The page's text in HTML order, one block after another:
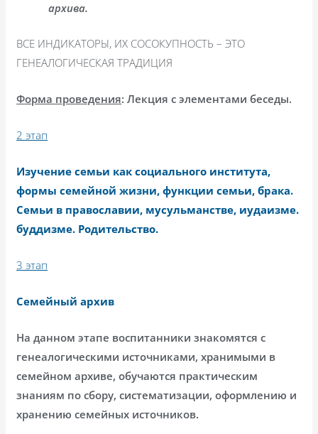
архива.
ВСЕ ИНДИКАТОРЫ, ИХ СОСОКУПНОСТЬ – ЭТО
ГЕНЕАЛОГИЧЕСКАЯ ТРАДИЦИЯ
Форма проведения: Лекция с элементами беседы.
2 этап
Изучение семьи как социального института,
формы семейной жизни, функции семьи, брака.
Семьи в православии, мусульманстве, иудаизме.
буддизме. Родительство.
3 этап
Семейный архив
На данном этапе воспитанники знакомятся с
генеалогическими источниками, хранимыми в
семейном архиве, обучаются практическим
знаниям по сбору, систематизации, оформлению и
хранению семейных источников.